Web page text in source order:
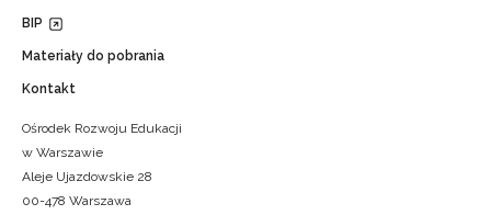
BIP
Materiały do pobrania
Kontakt
Ośrodek Rozwoju Edukacji
w Warszawie
Aleje Ujazdowskie 28
00-478 Warszawa